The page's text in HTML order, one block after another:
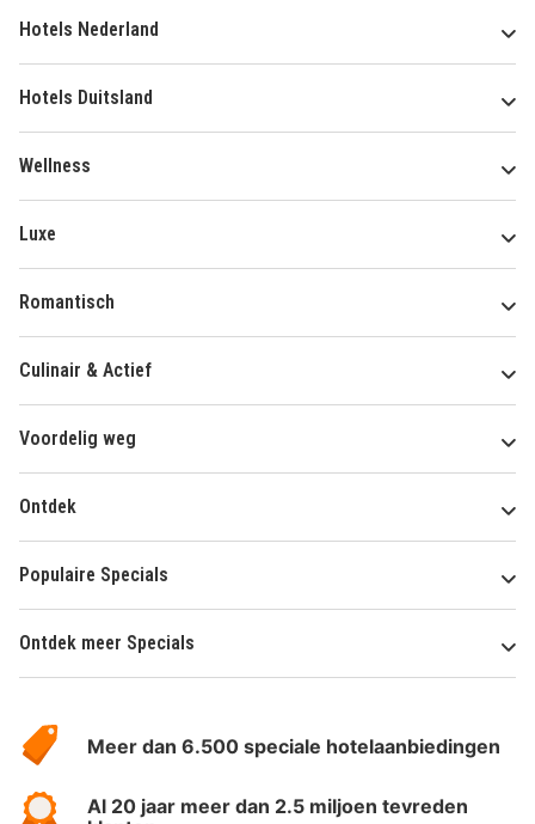
Hotels Nederland
Hotels Duitsland
Wellness
Luxe
Romantisch
Culinair & Actief
Voordelig weg
Ontdek
Populaire Specials
Ontdek meer Specials
HotelSpecials
Meer dan 6.500 speciale hotelaanbiedingen
Al 20 jaar meer dan 2.5 miljoen tevreden